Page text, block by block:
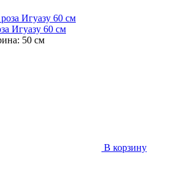
Игуазу 60 см
50 см
В корзину